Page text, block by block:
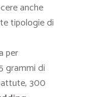
anche
tipologie di
per
grammi di
300